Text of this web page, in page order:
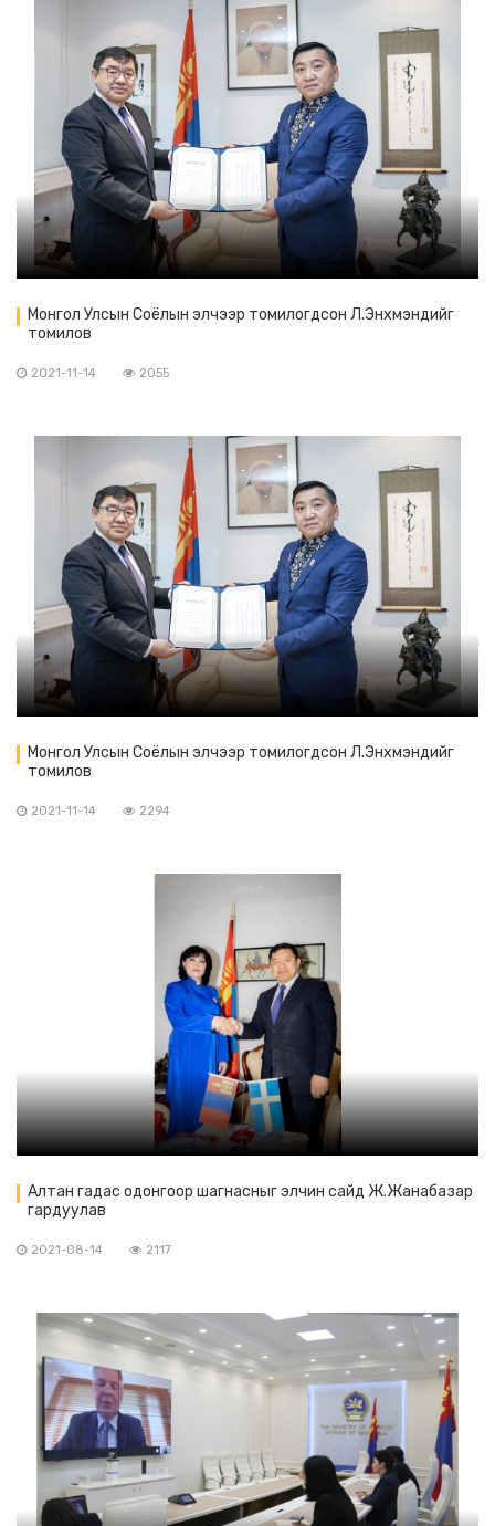
Монгол Улсын Соёлын элчээр томилогдсон Л.Энхмэндийг
томилов
2021-11-14 2055
Монгол Улсын Соёлын элчээр томилогдсон Л.Энхмэндийг
томилов
2021-11-14 2294
Алтан гадас одонгоор шагнасныг элчин сайд Ж.Жанабазар
гардуулав
2021-08-14 2117